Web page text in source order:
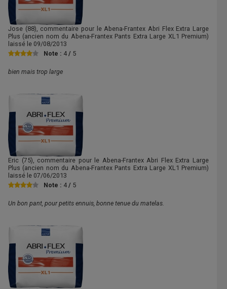
Jose (88), commentaire pour le Abena-Frantex Abri Flex Extra Large
Plus (ancien nom du Abena-Frantex Pants Extra Large XL1 Premium)
laissé le 09/08/2013
Note : 4 / 5
bien mais trop large
Eric (75), commentaire pour le Abena-Frantex Abri Flex Extra Large
Plus (ancien nom du Abena-Frantex Pants Extra Large XL1 Premium)
laissé le 07/06/2013
Note : 4 / 5
Un bon pant, pour petits ennuis, bonne tenue du matelas.